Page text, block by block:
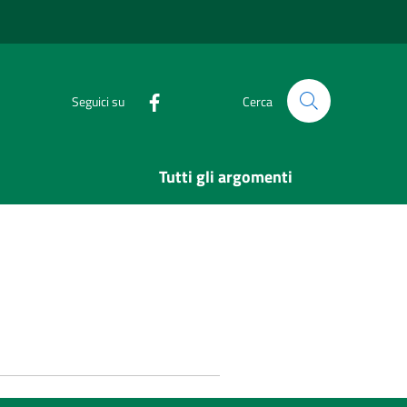
Seguici su Cerca
Tutti gli argomenti